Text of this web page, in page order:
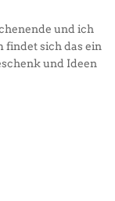
und ich
findet sich das ein
und Ideen